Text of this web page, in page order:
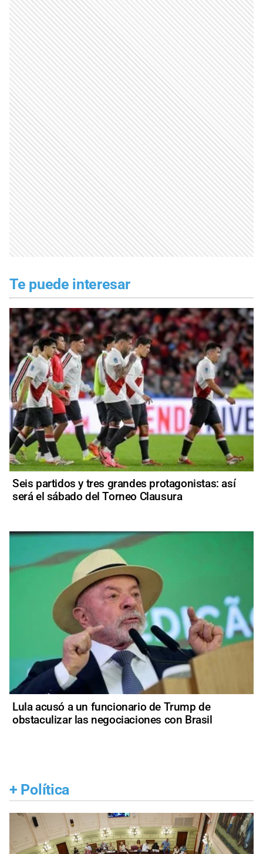
Te puede interesar
Seis partidos y tres grandes protagonistas: así
será el sábado del Torneo Clausura
Lula acusó a un funcionario de Trump de
obstaculizar las negociaciones con Brasil
+ Política